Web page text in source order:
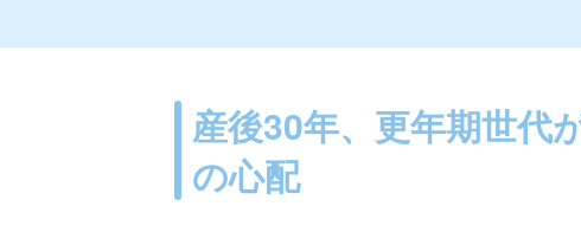
産後30年、更年期世代
の心配